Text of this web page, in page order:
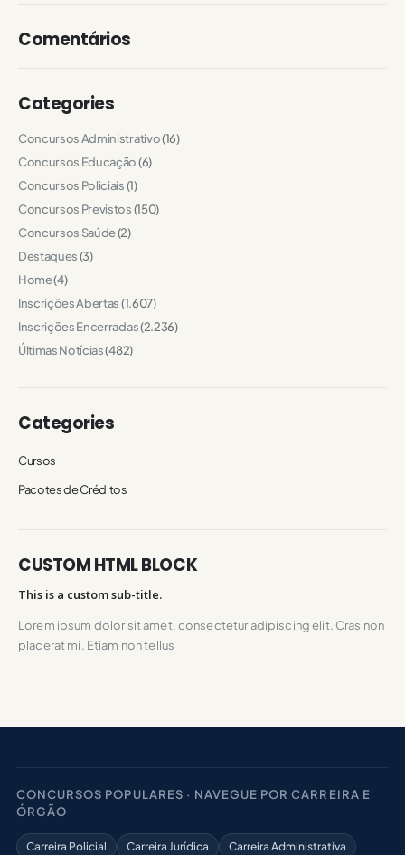
Comentários
Categories
Concursos Administrativo(16)
Concursos Educação(6)
Concursos Policiais(1)
Concursos Previstos(150)
Concursos Saúde(2)
Destaques(3)
Home(4)
Inscrições Abertas(1.607)
Inscrições Encerradas(2.236)
Últimas Notícias(482)
Categories
Cursos
Pacotes de Créditos
CUSTOM HTML BLOCK
This is a custom sub-title.
Lorem ipsum dolor sit amet, consectetur adipiscing elit. Cras non
placerat mi. Etiam non tellus
CONCURSOS POPULARES · NAVEGUE POR CARREIRA E
ÓRGÃO
Carreira Policial Carreira Jurídica
Carreira Administrativa